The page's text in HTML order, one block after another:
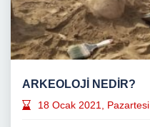
ARKEOLOJİ NEDİR?
18 Ocak 2021, Pazartesi